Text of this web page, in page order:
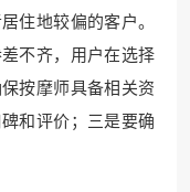
住地较偏的客户。
不齐，用户在选择
按摩师具备相关资
和评价；三是要确